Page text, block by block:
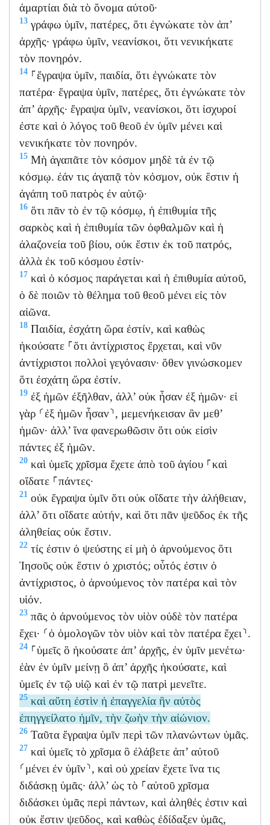
ἁμαρτίαι διὰ τὸ ὄνομα αὐτοῦ·
13 γράφω ὑμῖν, πατέρες, ὅτι ἐγνώκατε τὸν ἀπ’
ἀρχῆς· γράφω ὑμῖν, νεανίσκοι, ὅτι νενικήκατε
τὸν πονηρόν.
14 ⸀ἔγραψα ὑμῖν, παιδία, ὅτι ἐγνώκατε τὸν
πατέρα· ἔγραψα ὑμῖν, πατέρες, ὅτι ἐγνώκατε τὸν
ἀπ’ ἀρχῆς· ἔγραψα ὑμῖν, νεανίσκοι, ὅτι ἰσχυροί
ἐστε καὶ ὁ λόγος τοῦ θεοῦ ἐν ὑμῖν μένει καὶ
νενικήκατε τὸν πονηρόν.
15 Μὴ ἀγαπᾶτε τὸν κόσμον μηδὲ τὰ ἐν τῷ
κόσμῳ. ἐάν τις ἀγαπᾷ τὸν κόσμον, οὐκ ἔστιν ἡ
ἀγάπη τοῦ πατρὸς ἐν αὐτῷ·
16 ὅτι πᾶν τὸ ἐν τῷ κόσμῳ, ἡ ἐπιθυμία τῆς
σαρκὸς καὶ ἡ ἐπιθυμία τῶν ὀφθαλμῶν καὶ ἡ
ἀλαζονεία τοῦ βίου, οὐκ ἔστιν ἐκ τοῦ πατρός,
ἀλλὰ ἐκ τοῦ κόσμου ἐστίν·
17 καὶ ὁ κόσμος παράγεται καὶ ἡ ἐπιθυμία αὐτοῦ,
ὁ δὲ ποιῶν τὸ θέλημα τοῦ θεοῦ μένει εἰς τὸν
αἰῶνα.
18 Παιδία, ἐσχάτη ὥρα ἐστίν, καὶ καθὼς
ἠκούσατε ⸀ὅτι ἀντίχριστος ἔρχεται, καὶ νῦν
ἀντίχριστοι πολλοὶ γεγόνασιν· ὅθεν γινώσκομεν
ὅτι ἐσχάτη ὥρα ἐστίν.
19 ἐξ ἡμῶν ἐξῆλθαν, ἀλλ’ οὐκ ἦσαν ἐξ ἡμῶν· εἰ
γὰρ ⸂ἐξ ἡμῶν ἦσαν⸃, μεμενήκεισαν ἂν μεθ’
ἡμῶν· ἀλλ’ ἵνα φανερωθῶσιν ὅτι οὐκ εἰσὶν
πάντες ἐξ ἡμῶν.
20 καὶ ὑμεῖς χρῖσμα ἔχετε ἀπὸ τοῦ ἁγίου ⸀καὶ
οἴδατε ⸀πάντες·
21 οὐκ ἔγραψα ὑμῖν ὅτι οὐκ οἴδατε τὴν ἀλήθειαν,
ἀλλ’ ὅτι οἴδατε αὐτήν, καὶ ὅτι πᾶν ψεῦδος ἐκ τῆς
ἀληθείας οὐκ ἔστιν.
22 τίς ἐστιν ὁ ψεύστης εἰ μὴ ὁ ἀρνούμενος ὅτι
Ἰησοῦς οὐκ ἔστιν ὁ χριστός; οὗτός ἐστιν ὁ
ἀντίχριστος, ὁ ἀρνούμενος τὸν πατέρα καὶ τὸν
υἱόν.
23 πᾶς ὁ ἀρνούμενος τὸν υἱὸν οὐδὲ τὸν πατέρα
ἔχει· ⸂ὁ ὁμολογῶν τὸν υἱὸν καὶ τὸν πατέρα ἔχει⸃.
24 ⸀ὑμεῖς ὃ ἠκούσατε ἀπ’ ἀρχῆς, ἐν ὑμῖν μενέτω·
ἐὰν ἐν ὑμῖν μείνῃ ὃ ἀπ’ ἀρχῆς ἠκούσατε, καὶ
ὑμεῖς ἐν τῷ υἱῷ καὶ ἐν τῷ πατρὶ μενεῖτε.
25 καὶ αὕτη ἐστὶν ἡ ἐπαγγελία ἣν αὐτὸς
ἐπηγγείλατο ἡμῖν, τὴν ζωὴν τὴν αἰώνιον.
26 Ταῦτα ἔγραψα ὑμῖν περὶ τῶν πλανώντων ὑμᾶς.
27 καὶ ὑμεῖς τὸ χρῖσμα ὃ ἐλάβετε ἀπ’ αὐτοῦ
⸂μένει ἐν ὑμῖν⸃, καὶ οὐ χρείαν ἔχετε ἵνα τις
διδάσκῃ ὑμᾶς· ἀλλ’ ὡς τὸ ⸀αὐτοῦ χρῖσμα
διδάσκει ὑμᾶς περὶ πάντων, καὶ ἀληθές ἐστιν καὶ
οὐκ ἔστιν ψεῦδος, καὶ καθὼς ἐδίδαξεν ὑμᾶς,